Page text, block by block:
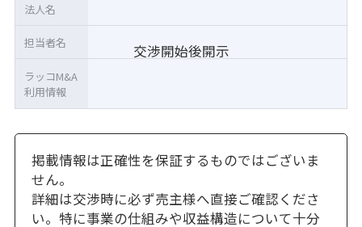
交渉開始後開示
法人名
担当者名
ラッコM&A
利用情報
掲載情報は正確性を保証するものではございま
せん。
詳細は交渉時に必ず売主様へ直接ご確認くださ
い。特に事業の仕組みや収益構造について十分